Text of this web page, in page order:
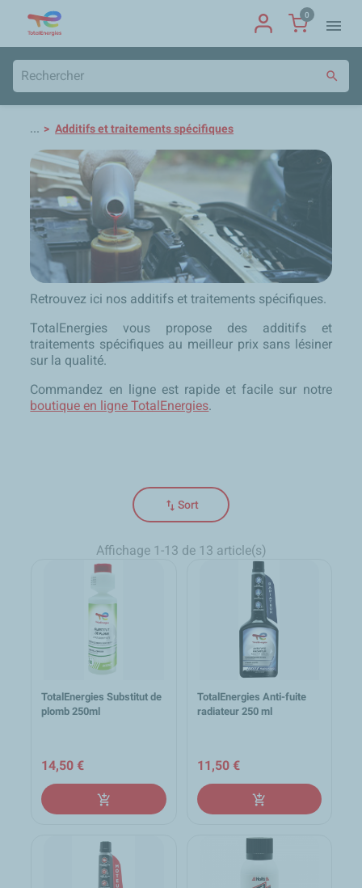
0
menu
search
... Additifs et traitements spécifiques
Retrouvez ici nos additifs et traitements spécifiques.
TotalEnergies vous propose des additifs et
traitements spécifiques au meilleur prix sans lésiner
sur la qualité.
Commandez en ligne est rapide et facile sur notre
boutique en ligne TotalEnergies.
swap_vert Sort
Affichage 1-13 de 13 article(s)
TotalEnergies Substitut de
plomb 250ml
14,50 €
add_shopping_cart
TotalEnergies Anti-fuite
radiateur 250 ml
11,50 €
add_shopping_cart